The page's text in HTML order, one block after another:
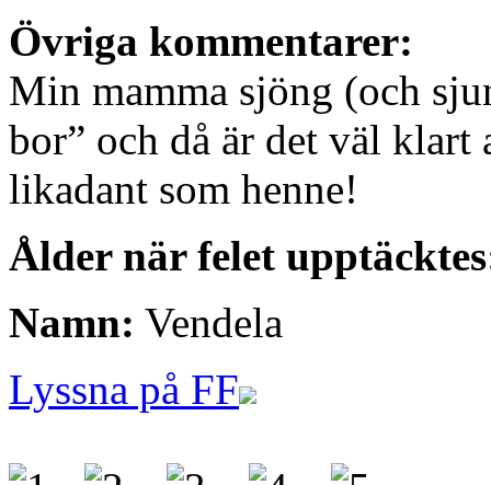
Övriga kommentarer:
Min mamma sjöng (och
bor” och då är det väl klart
likadant som henne!
Ålder när felet
Namn: Vendela
Lyssna på FF